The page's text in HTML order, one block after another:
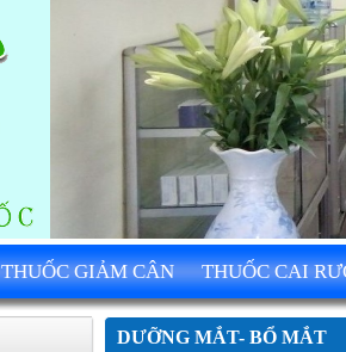
THUỐC GIẢM CÂN THUỐC CAI
DƯỠNG MẮT- BỔ MẮT